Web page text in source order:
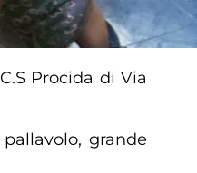
Procida di Via
grande